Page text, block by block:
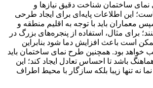
نمای ساختمان شناخت دقیق نیازها و
این اطلاعات پایه‌ای برای ایجاد طرحی
معماران باید با توجه به اقلیم منطقه و
برای مثال، استفاده از پنجره‌های بزرگ در
است باعث افزایش دما شود بنابراین
خواهد بود. همچنین طرح نمای ساختمان باید
باشد تا احساس تعادل ایجاد کند؛ این
نه تنها زیبا بلکه سازگار با محیط اطراف